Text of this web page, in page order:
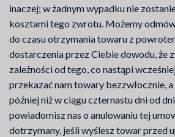
inaczej; w żadnym wypadku nie
kosztami tego zwrotu. Możemy
do czasu otrzymania towaru z
dostarczenia przez Ciebie dowodu, że
zależności od tego, co nastąpi
przekazać nam towary bezzwłocznie,
później niż w ciągu czternastu dni od
powiadomisz nas o anulowaniu tej
dotrzymany, jeśli wyślesz towar przed